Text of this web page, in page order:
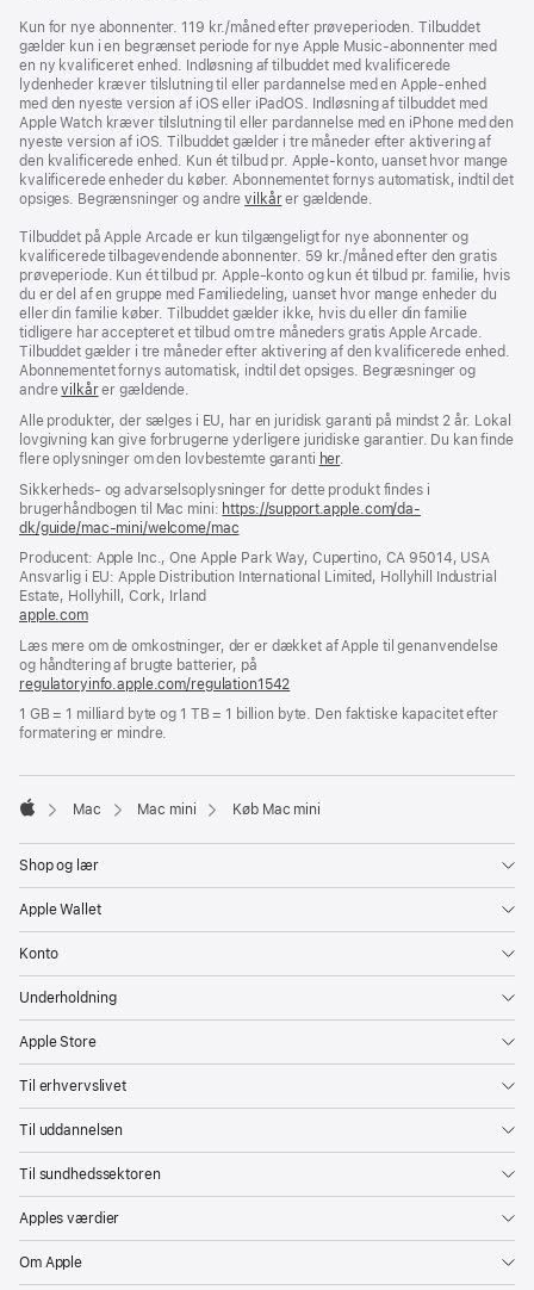
Kun for nye abonnenter. 119 kr./måned efter prøveperioden. Tilbuddet
gælder kun i en begrænset periode for nye Apple Music-abonnenter med
en ny kvalificeret enhed. Indløsning af tilbuddet med kvalificerede
lydenheder kræver tilslutning til eller pardannelse med en Apple-enhed
med den nyeste version af iOS eller iPadOS. Indløsning af tilbuddet med
Apple Watch kræver tilslutning til eller pardannelse med en iPhone med den
nyeste version af iOS. Tilbuddet gælder i tre måneder efter aktivering af
den kvalificerede enhed. Kun ét tilbud pr. Apple‑konto, uanset hvor mange
kvalificerede enheder du køber. Abonnementet fornys automatisk, indtil det
opsiges. Begrænsninger og andrevilkårer gældende.
Tilbuddet på Apple Arcade er kun tilgængeligt for nye abonnenter og
kvalificerede tilbagevendende abonnenter. 59 kr./måned efter den gratis
prøveperiode. Kun ét tilbud pr. Apple‑konto og kun ét tilbud pr. familie, hvis
du er del af en gruppe med Familiedeling, uanset hvor mange enheder du
eller din familie køber. Tilbuddet gælder ikke, hvis du eller din familie
tidligere har accepteret et tilbud om tre måneders gratis Apple Arcade.
Tilbuddet gælder i tre måneder efter aktivering af den kvalificerede enhed.
Abonnementet fornys automatisk, indtil det opsiges. Begræsninger og
andrevilkårer gældende.
Alle produkter, der sælges i EU, har en juridisk garanti på mindst 2 år. Lokal
lovgivning kan give forbrugerne yderligere juridiske garantier. Du kan finde
flere oplysninger om den lovbestemte garanti her.
Sikkerheds- og advarselsoplysninger for dette produkt findes i
brugerhåndbogen til Mac mini: https://support.apple.com/da-
dk/guide/mac-mini/welcome/mac
et
nyt
Producent: Apple Inc., One Apple Park Way, Cupertino, CA 95014, USA
Ansvarlig i EU: Apple Distribution International Limited, Hollyhill Industrial
Estate, Hollyhill, Cork, Irland
apple.com(åbner
et
nyt
vindue)
Læs mere om de omkostninger, der er dækket af Apple til genanvendelse
og håndtering af brugte batterier, på
regulatoryinfo.apple.com/regulation1542
et
1 GB = 1 milliard byte og 1 TB = 1 billion byte. Den faktiske kapacitet efter
formatering er mindre.
Mac Mac mini Køb Mac mini
Shop og lær
Apple Wallet
Konto
Underholdning
Apple Store
Til erhvervslivet
Til uddannelsen
Til sundhedssektoren
Apples værdier
Om Apple